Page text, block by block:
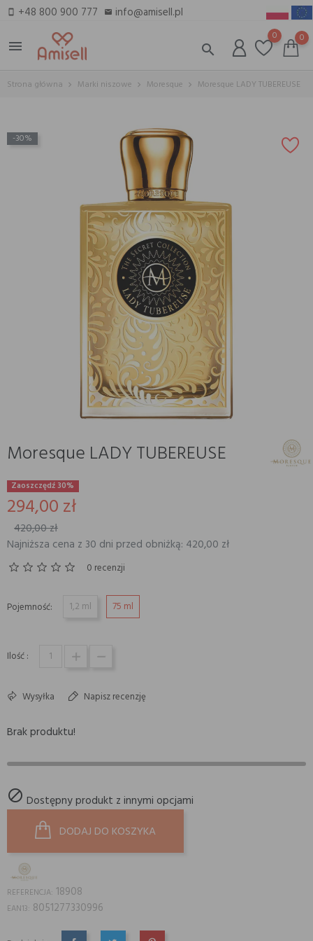
smartphone +48 800 900 777 email info@amisell.pl
menu
search
0 0
Strona główna Marki niszowe Moresque Moresque LADY TUBEREUSE
-30%
Moresque LADY TUBEREUSE
Zaoszczędź 30%
294,00 zł
420,00 zł
Najniższa cena z 30 dni przed obniżką: 420,00 zł
0 recenzji
Pojemność: 1,2 ml 75 ml
Ilość :
Wysyłka Napisz recenzję
Brak produktu!
 Dostępny produkt z innymi opcjami
DODAJ DO KOSZYKA
REFERENCJA: 18908
EAN13: 8051277330996